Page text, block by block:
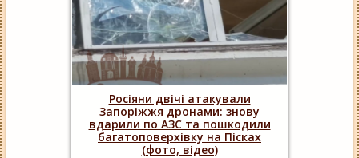
Росіяни двічі атакували
Запоріжжя дронами: знову
вдарили по АЗС та пошкодили
багатоповерхівку на Пісках
(фото, відео)